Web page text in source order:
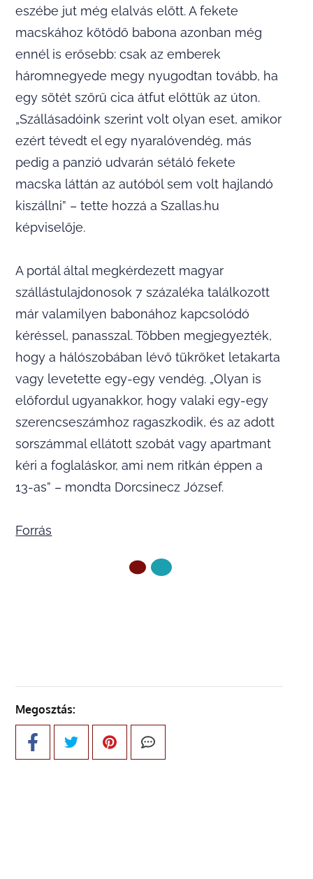
eszébe jut még elalvás előtt. A fekete
macskához kötődő babona azonban még
ennél is erősebb: csak az emberek
háromnegyede megy nyugodtan tovább, ha
egy sötét szőrű cica átfut előttük az úton.
„Szállásadóink szerint volt olyan eset, amikor
ezért tévedt el egy nyaralóvendég, más
pedig a panzió udvarán sétáló fekete
macska láttán az autóból sem volt hajlandó
kiszállni” – tette hozzá a Szallas.hu
képviselője.
A portál által megkérdezett magyar
szállástulajdonosok 7 százaléka találkozott
már valamilyen babonához kapcsolódó
kéréssel, panasszal. Többen megjegyezték,
hogy a hálószobában lévő tükröket letakarta
vagy levetette egy-egy vendég. „Olyan is
előfordul ugyanakkor, hogy valaki egy-egy
szerencseszámhoz ragaszkodik, és az adott
sorszámmal ellátott szobát vagy apartmant
kéri a foglaláskor, ami nem ritkán éppen a
13-as” – mondta Dorcsinecz József.
Forrás
Megosztás: